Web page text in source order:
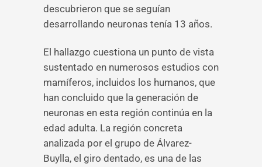
descubrieron que se seguían
desarrollando neuronas tenía 13 años.
El hallazgo cuestiona un punto de vista
sustentado en numerosos estudios con
mamíferos, incluidos los humanos, que
han concluido que la generación de
neuronas en esta región continúa en la
edad adulta. La región concreta
analizada por el grupo de Álvarez-
Buylla, el giro dentado, es una de las